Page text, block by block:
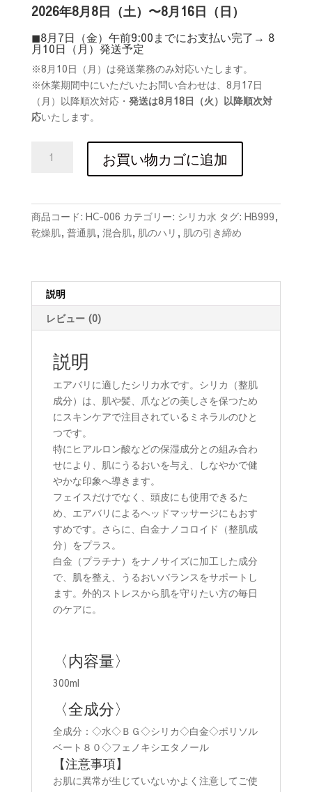
2026年8月8日（土）〜8月16日（日）
◼︎8月7日（金）午前9:00までにお支払い完了 → 8
月10日（月）発送予定
※8 月 10日（月）は発送業務のみ対応いたします。
※休業期間中にいただいたお問い合わせは、 8 月 17日
（月）以降順次対応・ 発送は8月18日（火）以降順次対
応いたします。
ン
グ
タ
ー
お買い物カゴに追加
商品コード: HC-006 カテゴリー: シリカ水 タグ: HB999,
乾燥肌, 普通肌, 混合肌, 肌のハリ , 肌の引き締め
説明
レビュー (0)
説明
エアバリに適したシリカ水です。シリカ（整肌
成分）は、肌や髪、爪などの美しさを保つため
にスキンケアで注目されているミネラルのひと
つです。
特にヒアルロン酸などの保湿成分との組み合わ
せにより、肌にうるおいを与え、しなやかで健
やかな印象へ導きます。
フェイスだけでなく、頭皮にも使用できるた
め、エアバリによるヘッドマッサージにもおす
すめです。さらに、白金ナノコロイド（整肌成
分）をプラス。
白金（プラチナ）をナノサイズに加工した成分
で、肌を整え、うるおいバランスをサポートし
ます。外的ストレスから肌を守りたい方の毎日
のケアに。
〈内容量〉
300ml
〈全成分〉
全成分：◇水◇ＢＧ◇シリカ◇白金◇ポリソル
ベート８０◇フェノキシエタノール
【注意事項】
お肌に異常が生じていないかよく注意してご使